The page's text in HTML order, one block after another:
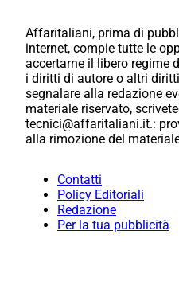
Affaritaliani, prima di
internet, compie tutte le
accertarne il libero regime
i diritti di autore o altri
segnalare alla redazione
materiale riservato,
tecnici@affaritaliani.it.:
alla rimozione del
Contatti
Policy Editoriali
Redazione
Per la tua pubblicità